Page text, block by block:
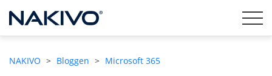
NAKIVO > Bloggen > Microsoft 365